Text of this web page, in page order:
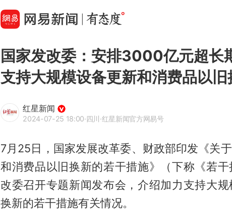
国家发改委：安排3000亿元超长
支持大规模设备更新和消费品以旧
红星新闻
2024-07-25 18:00·四川·红星新闻官方网易号
7月25日，国家发展改革委、财政部印发《关
和消费品以旧换新的若干措施》（下称《若
改委召开专题新闻发布会，介绍加力支持大
换新的若干措施有关情况。